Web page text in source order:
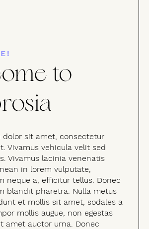
to
dolor sit amet, consectetur
Vivamus vehicula velit sed
Vivamus lacinia venenatis
in lorem vulputate,
neque a, efficitur tellus. Donec
blandit pharetra. Nulla metus
et mollis sit amet, sodales a
mollis augue, non egestas
amet auctor urna. Donec